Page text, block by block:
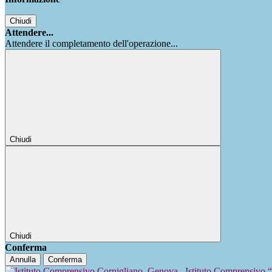
Chiudi
Attendere...
Attendere il completamento dell'operazione...
Chiudi
Chiudi
Conferma
Annulla Conferma